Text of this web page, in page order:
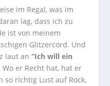
im Regal, was im
lag, dass ich zu
ist von meinem
Glitzercord. Und
laut an“Ich will ein
Wo er Recht hat, hat er
so richtig Lust auf Rock,